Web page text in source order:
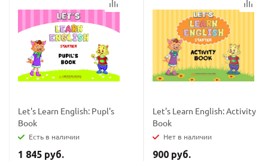
Let's Learn English: Pupl's
Book
Есть в наличии
1 845 руб.
Let's Learn English: Activity
Book
Нет в наличии
900 руб.
конфидициальности
конфидициальности